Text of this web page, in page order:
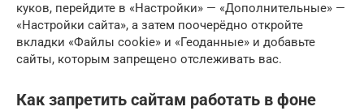
куков, перейдите в «Настройки» — «Дополнительные» —
«Настройки сайта», а затем поочерёдно откройте
вкладки «Файлы cookie» и «Геоданные» и добавьте
сайты, которым запрещено отслеживать вас.
Как запретить сайтам работать в фоне